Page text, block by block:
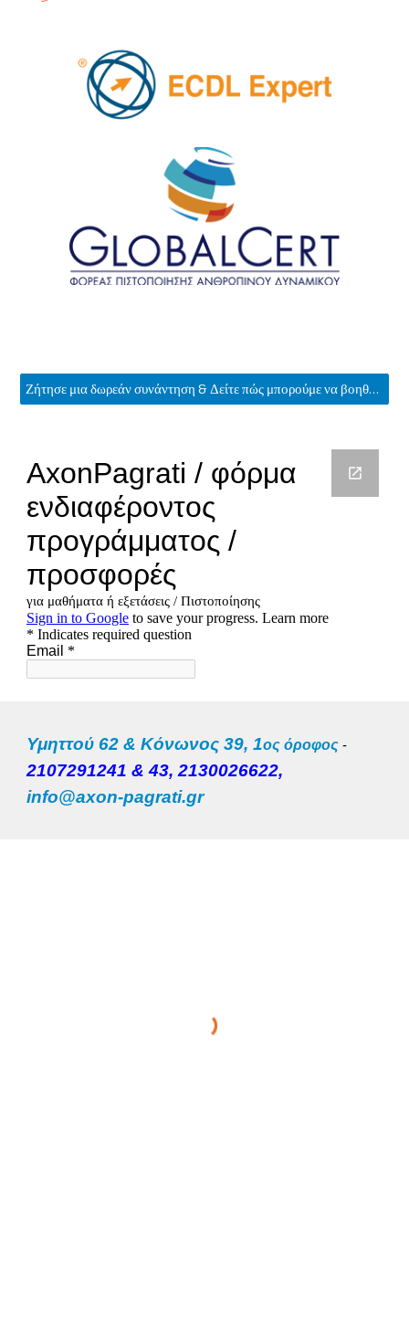
Ζήτησε μια δωρεάν συνάντηση & Δείτε πώς μπορούμε να βοηθήσουμε. 2107291241,43
Υμηττού 62 & Κόνωνος 39, 1ος όροφος -
2107291241 & 43, 2130026622,
info@axon-pagrati.gr